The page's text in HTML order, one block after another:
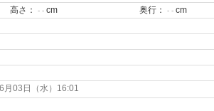
高さ： - - cm 奥行： - - cm
月03日（水）16:01